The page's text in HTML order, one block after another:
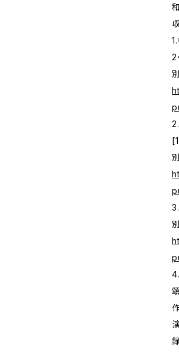
和
2